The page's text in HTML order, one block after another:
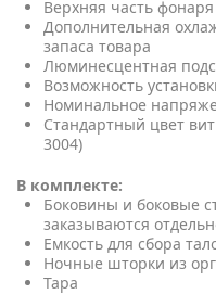
Верхняя часть
Дополнительная
запаса товара
Люминесцентная
Возможность
Номинальное
Стандартный цвет
3004)
В комплекте:
Боковины и боковые
заказываются
Емкость для сбора
Ночные шторки из
Тара